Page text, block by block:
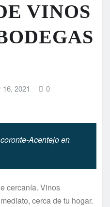
VINOS
16, 2021 0
Acentejo en
cercanía. Vinos
cerca de tu hogar.